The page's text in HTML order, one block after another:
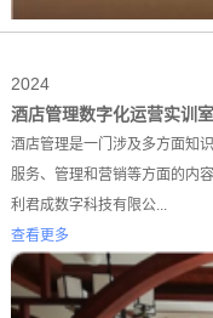
2024
酒店管理数字化运营实训室
酒店管理是一门涉及多方面知
服务、管理和营销等方面的内
利君成数字科技有限公...
查看更多